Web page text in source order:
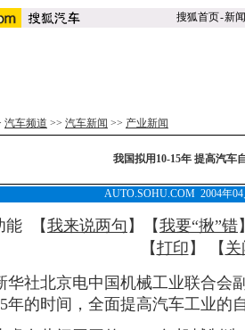
搜狐首页-新闻
汽车频道 >> 汽车新闻 >> 产业新闻
我国拟用10-15年 提高汽车
AUTO.SOHU.COM 2004年
能 【我来说两句 】【我要“揪”错
【打印 】 【 关
北京电中国机械工业联合会
年的时间，全面提高汽车工业的